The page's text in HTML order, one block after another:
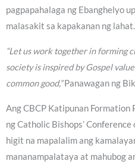
pagpapahalaga ng Ebanghelyo
malasakit sa kapakanan ng lahat.
“Let us work together in forming
society is inspired by Gospel
common good,”Panawagan ng
Ang CBCP Katipunan Formation
ng Catholic Bishops’
higit na mapalalim ang
mananampalataya at mahubog